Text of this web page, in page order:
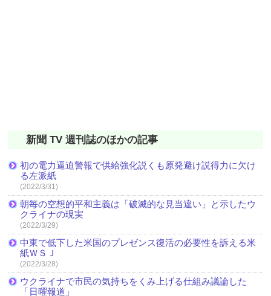
新聞 TV 週刊誌のほかの記事
初の電力逼迫警報で供給強化説くも原発避け説得力に欠け
る左派紙
(2022/3/31)
朝毎の空想的平和主義は「破滅的な見当違い」と示したウ
クライナの現実
(2022/3/29)
中東で低下した米国のプレゼンス復活の必要性を訴える米
紙ＷＳＪ
(2022/3/28)
ウクライナで市民の気持ちをくみ上げる仕組み議論した
「日曜報道」